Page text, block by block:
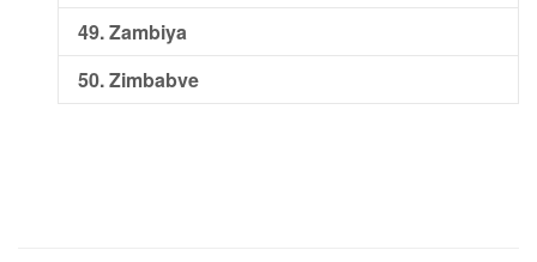
49. Zambiya
50. Zimbabve